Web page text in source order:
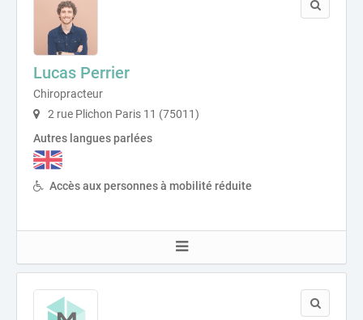
Lucas Perrier
Chiropracteur
2 rue Plichon Paris 11 (75011)
Autres langues parlées
Accès aux personnes à mobilité réduite